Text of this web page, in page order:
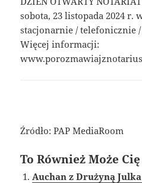
sobota, 23 listopada 2024 r.
stacjonarnie / telefonicznie
Więcej informacji:
Źródło: PAP MediaRoom
To Również Może
Auchan z Drużyną